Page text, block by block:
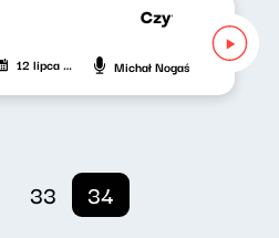
Czytał Michał
12 lipca 2020 Michał Nogaś
33 34